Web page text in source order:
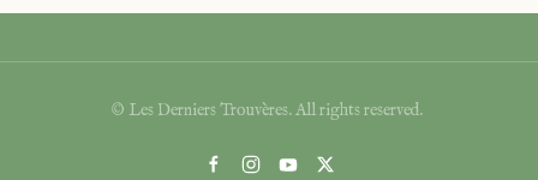
© Les Derniers Trouvères. All rights reserved.